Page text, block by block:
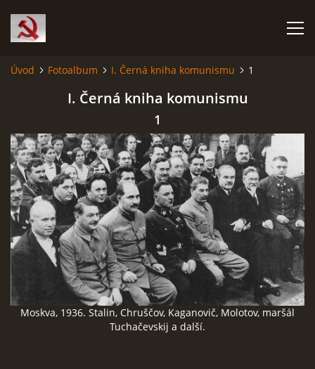
ČERNÁ KNIHA KOMUNISMU II.
RUDÝ HLADOMOR: STALINOVA VÁLKA NA UKRAJINĚ
KATYŇSKÝ MASAKR
OSTATNÍ ZLOČINY KOMUNISMU
Úvod Fotoalbum I. Černá kniha komunismu 1
I. Černá kniha komunismu
1
Moskva, 1936. Stalin, Chruščov, Kaganovič, Molotov, maršál
Tuchačevskij a další.